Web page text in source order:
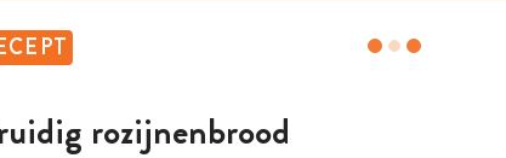
rozijnenbrood